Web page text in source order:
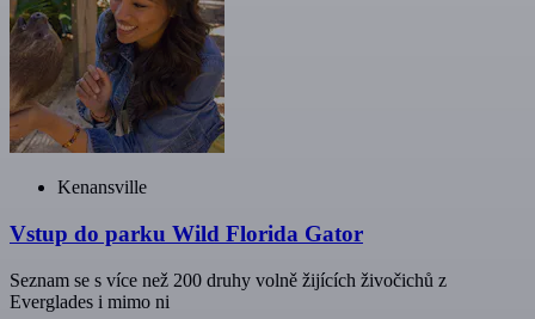
Kenansville
Vstup do parku Wild Florida Gator
Seznam se s více než 200 druhy volně žijících živočichů z
Everglades i mimo ni